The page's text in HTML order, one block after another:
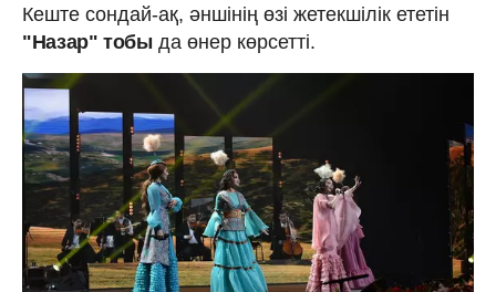
Кеште сондай-ақ, әншінің өзі жетекшілік ететін
"Назар" тобыда өнер көрсетті.